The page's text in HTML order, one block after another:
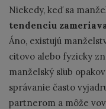
Niekedy, keď sa
tendenciu
Áno, existujú
citovo alebo fyzicky
manželský sľub
správanie často
partnerom a môže